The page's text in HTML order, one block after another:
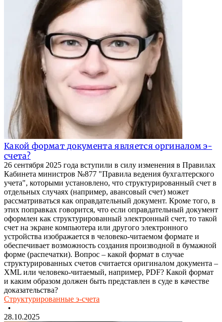
Какой формат документа является оргиналом э-
счета?
26 сентября 2025 года вступили в силу изменения в Правилах
Кабинета министров №877 "Правила ведения бухгалтерского
учета", которыми установлено, что структурированный счет в
отдельных случаях (например, авансовый счет) может
рассматриваться как оправдательный документ. Кроме того, в
этих поправках говорится, что если оправдательный документ
оформлен как структурированный электронный счет, то такой
счет на экране компьютера или другого электронного
устройства изображается в человеко-читаемом формате и
обеспечивает возможность создания производной в бумажной
форме (распечатки). Вопрос – какой формат в случае
структурированных счетов считается оригиналом документа –
XML или человеко-читаемый, например, PDF? Какой формат
и каким образом должен быть представлен в суде в качестве
доказательства?
Структурированные э-счета
•
28.10.2025